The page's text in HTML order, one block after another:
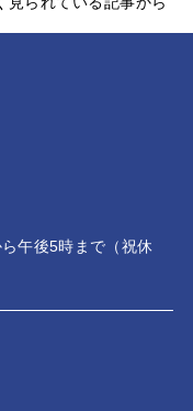
午後5時まで（祝休